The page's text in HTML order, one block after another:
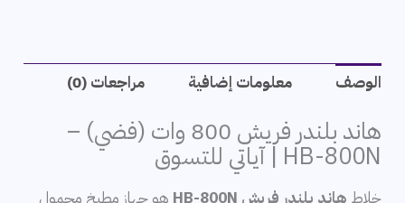
الوصف معلومات إضافية مراجعات (0)
هاند بلندر فريش 800 وات (فضي) –
HB-800N | آياتي للتسوق
خلاط هاند بلندر فريش HB-800N
هو جهاز مطبخ محمول